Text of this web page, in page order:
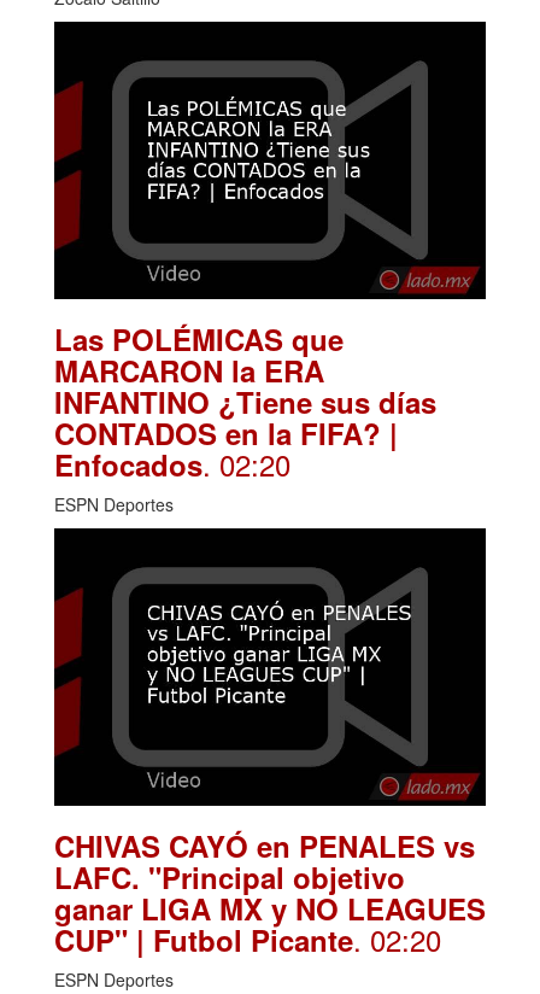
Las POLÉMICAS que
MARCARON la ERA
INFANTINO ¿Tiene sus días
CONTADOS en la FIFA? |
Enfocados. 02:20
ESPN Deportes
CHIVAS CAYÓ en PENALES vs
LAFC. "Principal objetivo
ganar LIGA MX y NO LEAGUES
CUP" | Futbol Picante. 02:20
ESPN Deportes